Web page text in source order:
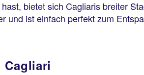
bietet sich Cagliaris breiter
und ist einfach perfekt zum
Cagliari